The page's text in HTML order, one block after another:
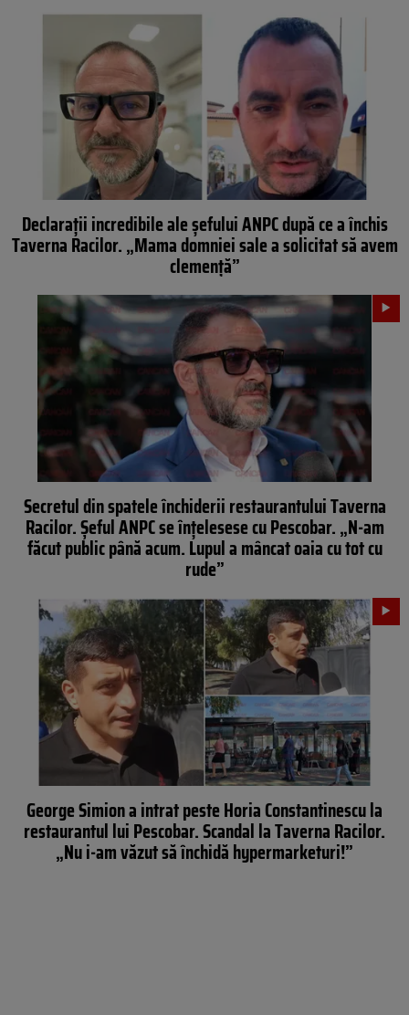
Declarații incredibile ale șefului ANPC după ce a închis
Taverna Racilor. „Mama domniei sale a solicitat să avem
clemență”
Secretul din spatele închiderii restaurantului Taverna
Racilor. Șeful ANPC se înțelesese cu Pescobar. „N-am
făcut public până acum. Lupul a mâncat oaia cu tot cu
rude”
George Simion a intrat peste Horia Constantinescu la
restaurantul lui Pescobar. Scandal la Taverna Racilor.
„Nu i-am văzut să închidă hypermarketuri!”